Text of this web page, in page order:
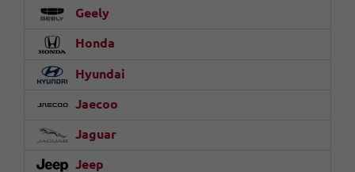
Geely
Honda
Hyundai
Jaecoo
Jaguar
Jeep